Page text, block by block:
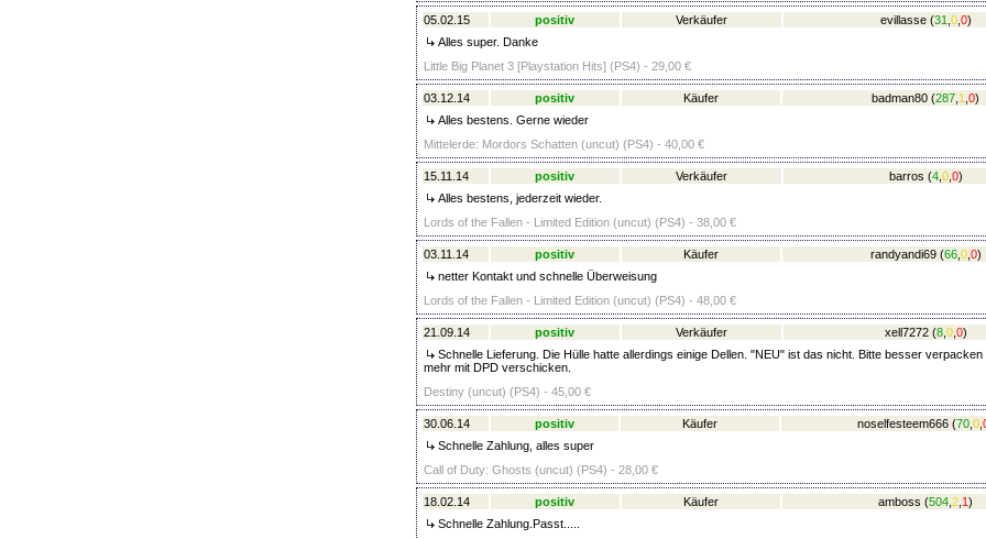
05.02.15 positiv Verkäufer evillasse (31 0 0)
Alles super. Danke
Little Big Planet 3 [Playstation Hits] (PS4) - 29,00 €
03.12.14 positiv Käufer badman80 (287 1 0)
Alles bestens. Gerne wieder
Mittelerde: Mordors Schatten (uncut) (PS4) - 40,00 €
15.11.14 positiv Verkäufer barros (4 0 0)
Alles bestens, jederzeit wieder.
Lords of the Fallen - Limited Edition (uncut) (PS4) - 38,00 €
03.11.14 positiv Käufer randyandi69 (66, 0, 0)
netter Kontakt und schnelle Überweisung
Lords of the Fallen - Limited Edition (uncut) (PS4) - 48,00 €
21.09.14 positiv Verkäufer xell7272 (8 0 0)
Schnelle Lieferung. Die Hülle hatte allerdings einige Dellen. "NEU" ist das nicht. Bitte besser verpacken
mehr mit DPD verschicken.
Destiny (uncut) (PS4) - 45,00 €
30.06.14 positiv Käufer noselfesteem666 (70, 0,
Schnelle Zahlung, alles super
Call of Duty: Ghosts (uncut) (PS4) - 28,00 €
18.02.14 positiv Käufer amboss (504 2 1)
Schnelle Zahlung.Passt.....